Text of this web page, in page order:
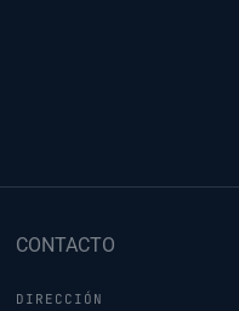
CONTACTO
DIRECCIÓN